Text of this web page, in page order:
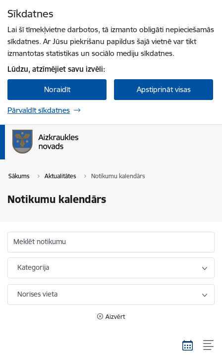
Sīkdatnes
Lai šī tīmekļvietne darbotos, tā izmanto obligāti nepieciešamās
sīkdatnes. Ar Jūsu piekrišanu papildus šajā vietnē var tikt
izmantotas statistikas un sociālo mediju sīkdatnes.
Lūdzu, atzīmējiet savu izvēli:
Noraidīt Apstiprināt visas
Pārvaldīt sīkdatnes
Sākums Aktualitātes Notikumu kalendārs
Notikumu kalendārs
Meklēt notikumu
Kategorija
Norises vieta
Aizvērt